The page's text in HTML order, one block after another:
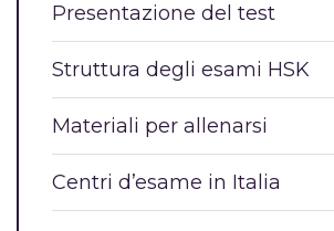
Presentazione del test
Struttura degli esami HSK
Materiali per allenarsi
Centri d’esame in Italia